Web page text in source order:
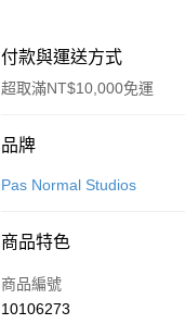
付款與運送方式
超取滿NT$10,000免運
付款方式
信用卡一次付款
Apple Pay
品牌
Pas Normal Studios
商品特色
商品編號
10106273